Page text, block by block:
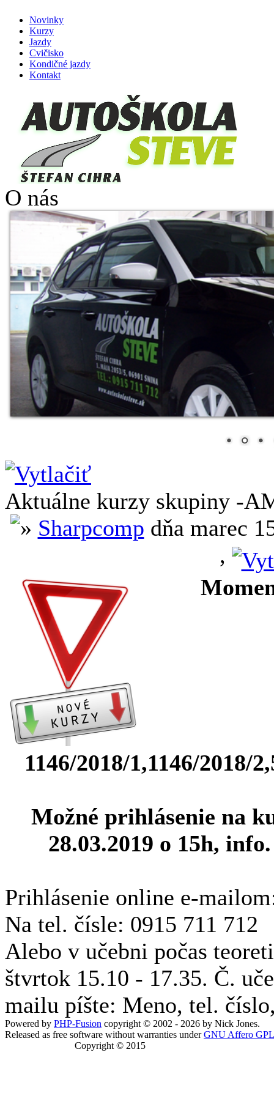
Novinky
Kurzy
Jazdy
Cvičisko
Kondičné jazdy
Kontakt
O nás
Aktuálne kurzy skupiny -
Sharpcomp dňa marec
,
1146/2018/1,1146/2018/
Možné prihlásenie na
28.03.2019 o 15h,
Prihlásenie online e-
Na tel. čísle: 0915 711 712
Alebo v učebni počas
štvrtok 15.10 - 17.35. Č.
mailu píšte: Meno, tel.
Powered by PHP-Fusion copyright © 2002 - 2026 by Nick Jones.
Released as free software without warranties underGNU Affero GPL
Copyright © 2015